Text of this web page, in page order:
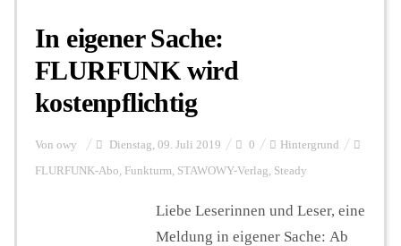
In eigener Sache:
FLURFUNK wird
kostenpflichtig
Von owy Dienstag, 09. Juli 2019 0 Hintergrund
FLURFUNK-Abo, Funkturm, STAWOWY-Verlag, Steady
Liebe Leserinnen und Leser, eine
Meldung in eigener Sache: Ab